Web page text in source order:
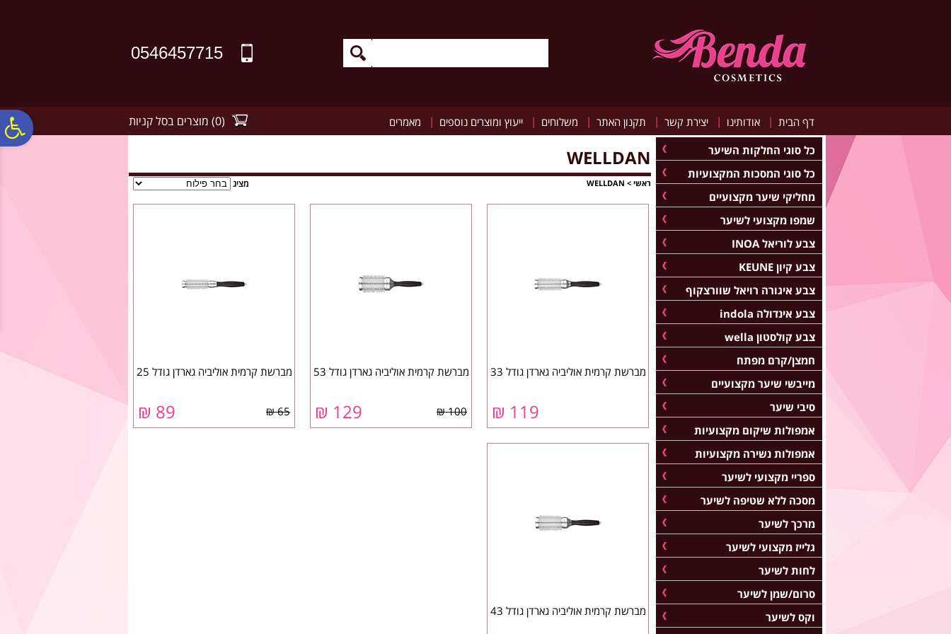
0546457715
דף הבית | אודותינו | יצירת קשר | תקנון האתר | משלוחים | ייעוץ ומוצרים נוספים | מאמרים (
0
) מוצרים בסל קניות
WELLDAN
ראשי >
WELLDAN מציג
מברשת קרמית אוליביה גארדן גודל 33
119
₪
מברשת קרמית אוליביה גארדן גודל 53
100 ₪
129
₪
מברשת קרמית אוליביה גארדן גודל 25
65 ₪
89
₪
מברשת קרמית אוליביה גארדן גודל 43
כל סוגי החלקות השיער
כל סוגי המסכות המקצועיות
מחליקי שיער מקצועיים
שמפו מקצועי לשיער
צבע לוריאל INOA
צבע קיון KEUNE
צבע איגורה רויאל שוורצקוף
צבע אינדולה indola
צבע קולסטון wella
חמצן/קרם מפתח
מייבשי שיער מקצועיים
סיבי שיער
אמפולות שיקום מקצועיות
אמפולות נשירה מקצועיות
ספריי מקצועי לשיער
מסכה ללא שטיפה לשיער
מרכך לשיער
גלייז מקצועי לשיער
לחות לשיער
סרום/שמן לשיער
וקס לשיער